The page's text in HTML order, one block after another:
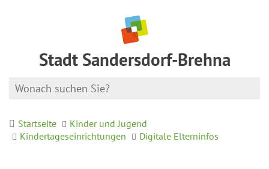
Stadt Sandersdorf-Brehna
Startseite
Kinder und Jugend
Kindertageseinrichtungen
Digitale Elterninfos